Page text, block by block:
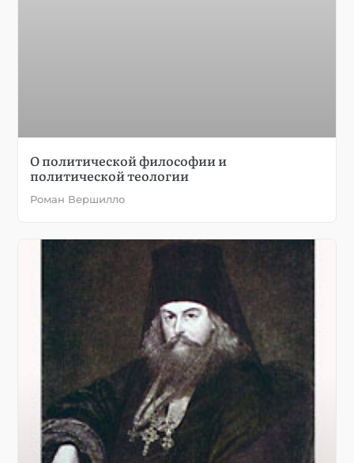
О политической философии и
политической теологии
Роман Вершилло